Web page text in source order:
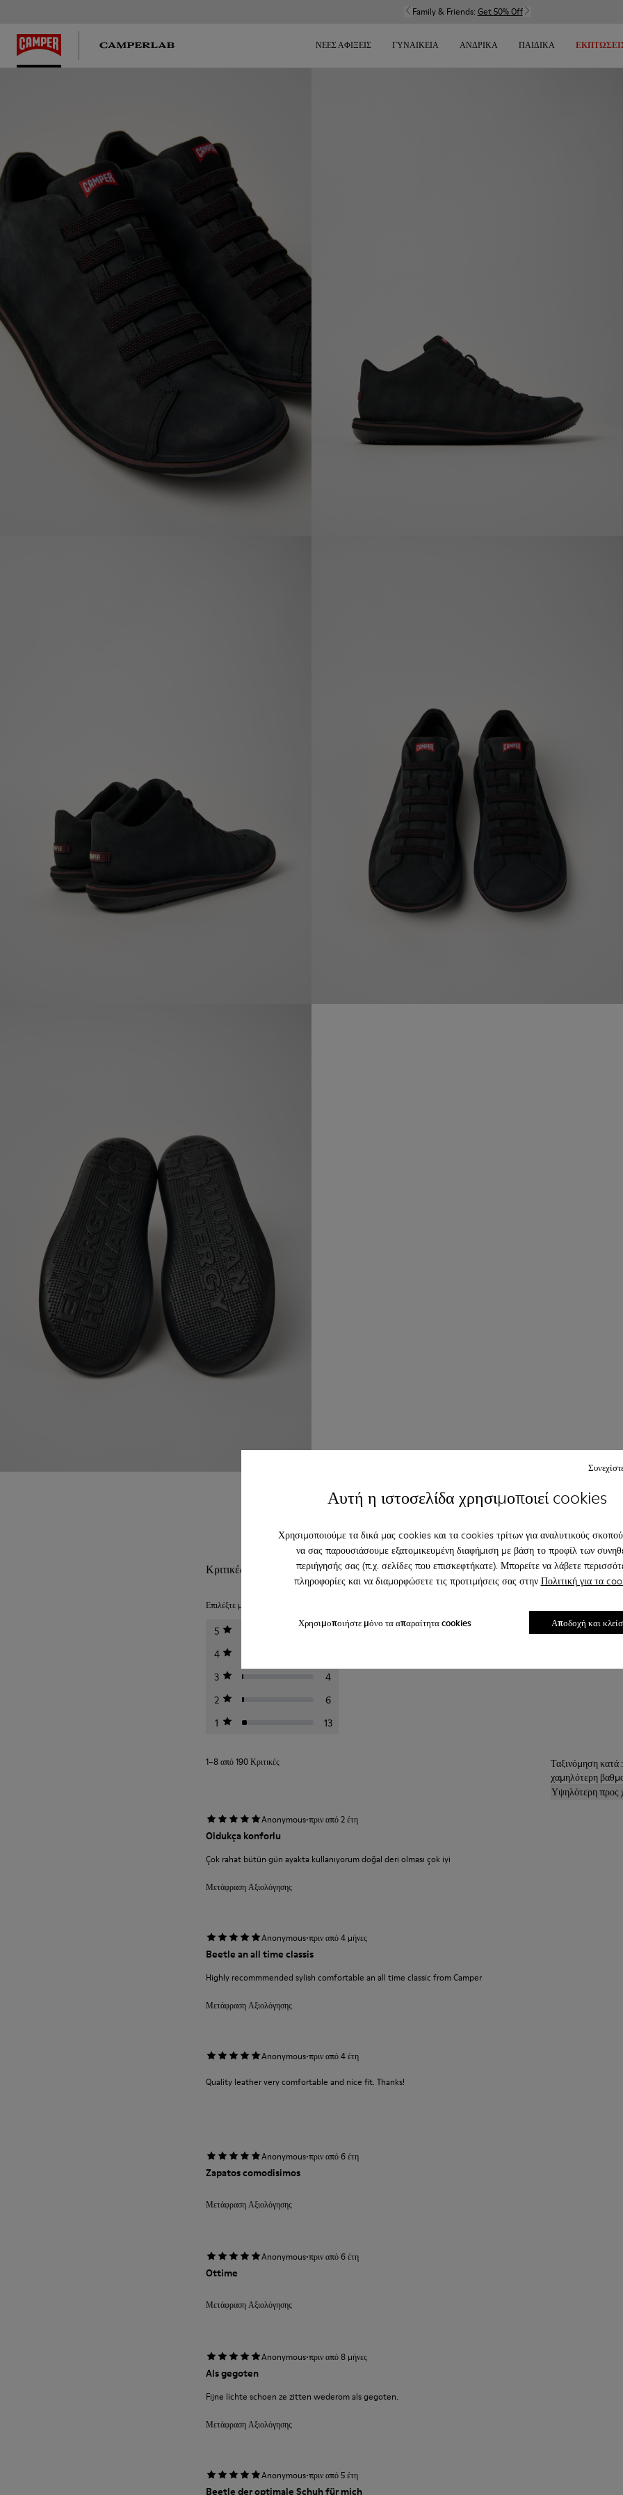
Αυτή η ιστοσελίδα χρησιμοποιεί cookies
Χρησιμοποιούμε τα δικά μας cookies και τα cookies τρίτων για αναλυτικούς
να σας παρουσιάσουμε εξατομικευμένη διαφήμιση με βάση το προφίλ των
περιήγησής σας (π.χ. σελίδες που επισκεφτήκατε). Μπορείτε να λάβετε
πληροφορίες και να διαμορφώσετε τις προτιμήσεις σας στην Πολιτική για τα
Χρησιμοποιήστε μόνο τα απαραίτητα cookies Αποδοχή και
Family & Friends: Get 50% Off
ΝΈΕΣ ΑΦΊΞΕΙΣ ΓΥΝΑΙΚΕΊΑ ΑΝΔΡΙΚΆ ΠΑΙΔΙΚΆ
Κριτικές για Beetle
Επιλέξτε μια αξιολόγηση παρακάτω για να φιλτράρετε τις κριτικές.
5
144
4
3
4
2
6
1
13
1–8 από 190 Κριτικές
Ταξινόμηση
χαμηλότερη
Υψηλότερη προς
Anonymous·πριν από 2 έτη
Oldukça konforlu
Çok rahat bütün gün ayakta kullanıyorum doğal deri olması çok iyi
Μετάφραση Αξιολόγησης
Anonymous·πριν από 4 μήνες
Beetle an all time classis
Highly recommmended sylish comfortable an all time classic from Camper
Μετάφραση Αξιολόγησης
Anonymous·πριν από 4 έτη
Quality leather very comfortable and nice fit. Thanks!
Anonymous·πριν από 6 έτη
Zapatos comodisimos
Μετάφραση Αξιολόγησης
Anonymous·πριν από 6 έτη
Ottime
Μετάφραση Αξιολόγησης
Anonymous·πριν από 8 μήνες
Als gegoten
Fijne lichte schoen ze zitten wederom als gegoten.
Μετάφραση Αξιολόγησης
Anonymous·πριν από 5 έτη
Beetle der optimale Schuh für mich